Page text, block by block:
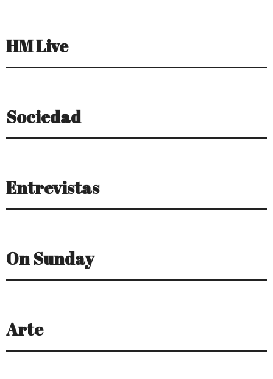
HM Live
Sociedad
Entrevistas
On Sunday
Arte